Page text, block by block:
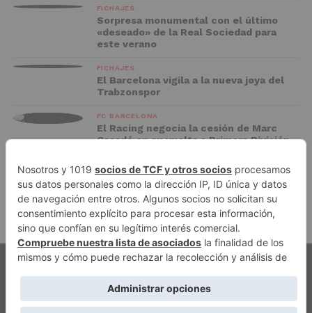
FICHAJES
Sorpresa monumental con el último
«deseado» de la Real Sociedad para
este verano
FICHAJES
El Barcelona vigila a la nueva joya del
Trabzonspor
FC BARCELONA
El Racing negocia la cesión de Marc
Casadó en su vuelta a Primera División
ADVERTISEMENT
AVISO LEGAL POLÍTICA DE PRIVACIDAD
CONTACTO
POLÍTICA EDITORIAL
QUIÉNES SOMOS